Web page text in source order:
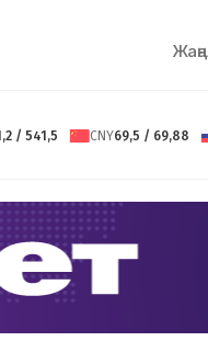
/ 541,5 CNY69,5 / 69,88